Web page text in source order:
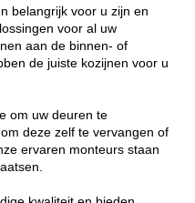
belangrijk voor u zijn en
voor al uw
aan de binnen- of
de juiste kozijnen voor u
om uw deuren te
deze zelf te vervangen of
ervaren monteurs staan